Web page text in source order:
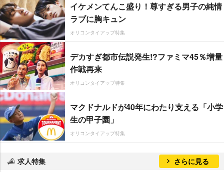
イケメンてんこ盛り！尊すぎる男子の純情
ラブに胸キュン
オリコンタイアップ特集
デカすぎ都市伝説発生!?ファミマ45％増量
作戦再来
オリコンタイアップ特集
マクドナルドが40年にわたり支える「小学
生の甲子園」
オリコンタイアップ特集
求人特集 さらに見る